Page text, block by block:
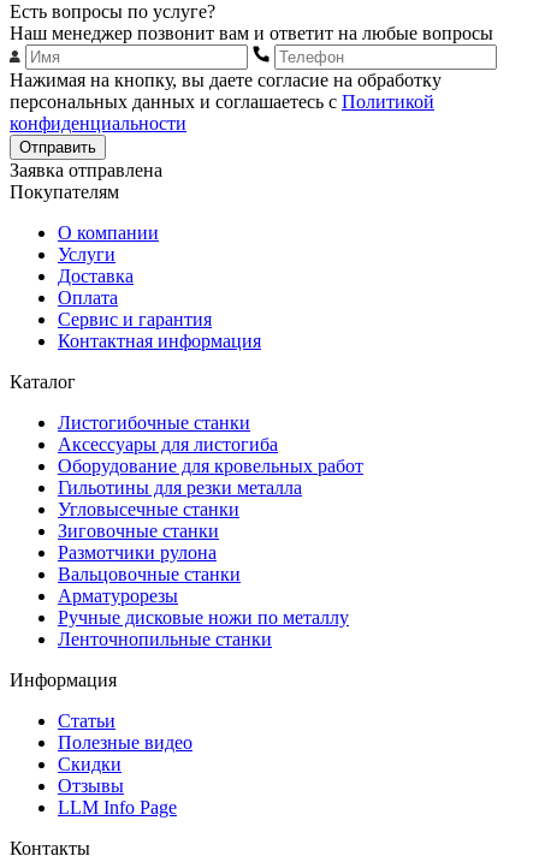
Есть вопросы по услуге?
Наш менеджер позвонит вам и ответит на любые вопросы
Нажимая на кнопку, вы даете согласие на обработку
персональных данных и соглашаетесь с Политикой
конфиденциальности
Отправить
Заявка отправлена
Покупателям
О компании
Услуги
Доставка
Оплата
Сервис и гарантия
Контактная информация
Каталог
Листогибочные станки
Аксессуары для листогиба
Оборудование для кровельных работ
Гильотины для резки металла
Угловысечные станки
Зиговочные станки
Размотчики рулона
Вальцовочные станки
Арматурорезы
Ручные дисковые ножи по металлу
Ленточнопильные станки
Информация
Статьи
Полезные видео
Скидки
Отзывы
LLM Info Page
Контакты